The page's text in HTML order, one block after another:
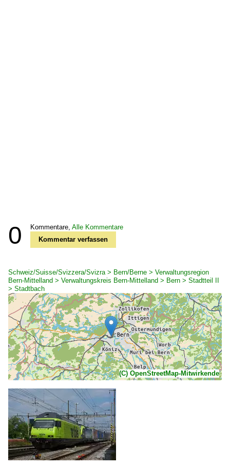
0 Kommentare, Alle Kommentare
Kommentar verfassen
Schweiz/Suisse/Svizzera/Svizra > Bern/Berne > Verwaltungsregion
Bern-Mittelland > Verwaltungskreis Bern-Mittelland > Bern > Stadtteil II
> Stadtbach
(C) OpenStreetMap-Mitwirkende